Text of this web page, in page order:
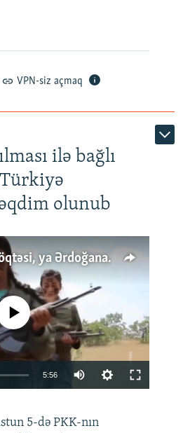
VPN-siz açmaq
ilə bağlı
olunub
Türkiyənin dönüş nöqtəsi, ya Ərdoğana üçüncü şans: PKK ilə qəfil barışıq nə deməkdir?
currently available
5:56
360p
5-də PKK-nın